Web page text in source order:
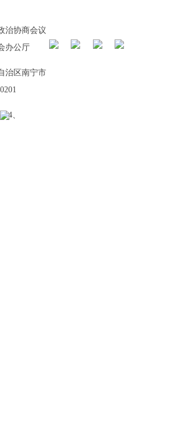
治协商会议
办公厅
治区南宁市
、